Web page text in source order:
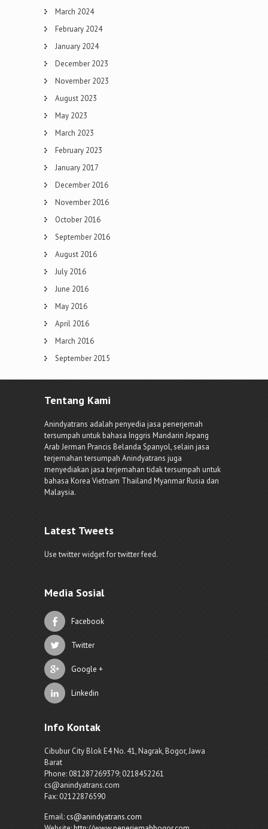
March 2024
February 2024
January 2024
December 2023
November 2023
August 2023
May 2023
March 2023
February 2023
January 2017
December 2016
November 2016
October 2016
September 2016
August 2016
July 2016
June 2016
May 2016
April 2016
March 2016
September 2015
Tentang Kami
Anindyatrans adalah penyedia jasa penerjemah
tersumpah untuk bahasa Inggris Mandarin Jepang
Arab Jerman Prancis Belanda Spanyol, selain jasa
terjemahan tersumpah Anindyatrans juga
menyediakan jasa terjemahan tidak tersumpah untuk
bahasa Korea Vietnam Thailand Myanmar Rusia dan
Malaysia.
Latest Tweets
Use twitter widget for twitter feed.
Media Sosial
Facebook
Twitter
Google +
Linkedin
Info Kontak
Cibubur City Blok E4 No. 41, Nagrak, Bogor, Jawa
Barat
Phone: 081287269379; 0218452261
cs@anindyatrans.com
Fax: 02122876590
Email:cs@anindyatrans.com